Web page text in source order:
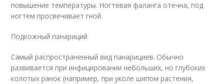
повышение температуры. Ногтевая фаланга отечна, под
ногтем просвечивает гной.
Подкожный панариций
Самый распространенный вид панарициев. Обычно
развивается при инфицировании небольших, но глубоких
колотых ранок (например, при уколе шипом растения,